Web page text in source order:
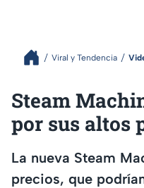
Viral y Tendencia
Steam
por sus altos
La nueva Steam
precios, que